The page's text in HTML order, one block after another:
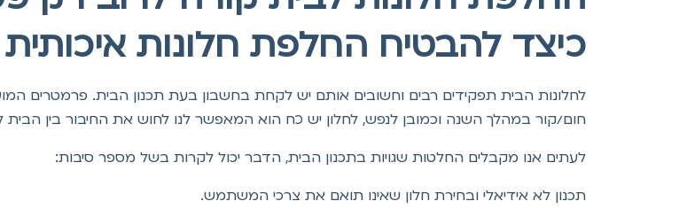
כיצד להבטיח החלפת חלונות איכותית
לחלונות הבית תפקידים רבים וחשובים אותם יש לקחת בחשבון בעת תכנון הבית. פרמטרים
חום/קור במהלך השנה וכמובן לנפש, לחלון יש כח הוא המאפשר לנו לחוש את החיבור בין הבית
לעתים אנו מקבלים החלטות שגויות בתכנון הבית, הדבר יכול לקרות בשל מספר סיבות:
תכנון לא אידיאלי ובחירת חלון שאינו תואם את צרכי המשתמש.